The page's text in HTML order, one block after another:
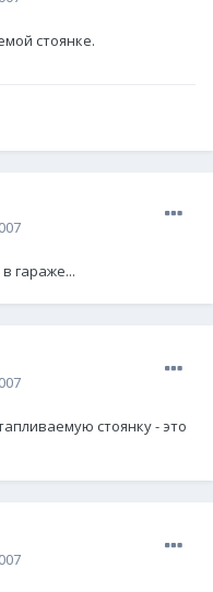
стоянке.
гараже...
стоянку - это